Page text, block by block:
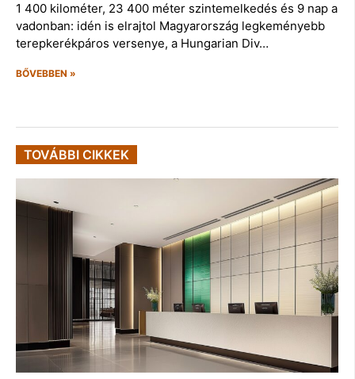
1 400 kilométer, 23 400 méter szintemelkedés és 9 nap a
vadonban: idén is elrajtol Magyarország legkeményebb
terepkerékpáros versenye, a Hungarian Div…
BŐVEBBEN »
TOVÁBBI CIKKEK